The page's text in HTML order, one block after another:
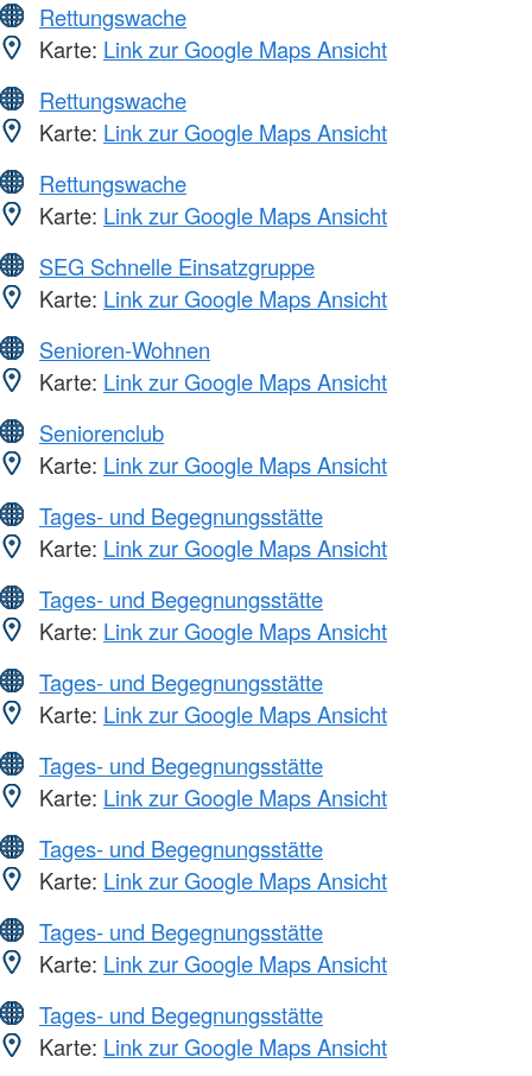
Rettungswache
Karte: Link zur Google Maps Ansicht
Rettungswache
Karte: Link zur Google Maps Ansicht
Rettungswache
Karte: Link zur Google Maps Ansicht
SEG Schnelle Einsatzgruppe
Karte: Link zur Google Maps Ansicht
Senioren-Wohnen
Karte: Link zur Google Maps Ansicht
Seniorenclub
Karte: Link zur Google Maps Ansicht
Tages- und Begegnungsstätte
Karte: Link zur Google Maps Ansicht
Tages- und Begegnungsstätte
Karte: Link zur Google Maps Ansicht
Tages- und Begegnungsstätte
Karte: Link zur Google Maps Ansicht
Tages- und Begegnungsstätte
Karte: Link zur Google Maps Ansicht
Tages- und Begegnungsstätte
Karte: Link zur Google Maps Ansicht
Tages- und Begegnungsstätte
Karte: Link zur Google Maps Ansicht
Tages- und Begegnungsstätte
Karte: Link zur Google Maps Ansicht